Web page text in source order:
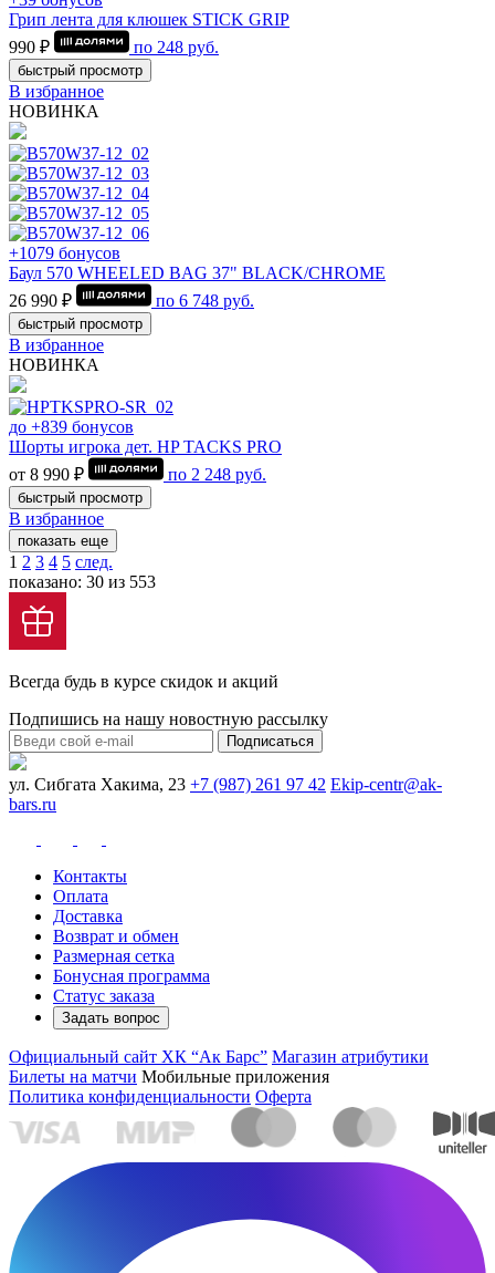
Грип лента для клюшек STICK GRIP
990 ₽
по 248 руб.
быстрый просмотр
В избранное
НОВИНКА
+1079 бонусов
Баул 570 WHEELED BAG 37" BLACK/CHROME
26 990 ₽
по 6 748 руб.
быстрый просмотр
В избранное
НОВИНКА
до +839 бонусов
Шорты игрока дет. HP TACKS PRO
от 8 990 ₽
по 2 248 руб.
быстрый просмотр
В избранное
показать еще
1 2 3 4 5 след.
показано: 30 из 553
Всегда будь в курсе скидок и акций
Подпишись на нашу новостную рассылку
Подписаться
ул. Сибгата Хакима, 23 +7 (987) 261 97 42 Ekip-centr@ak-
bars.ru
Контакты
Оплата
Доставка
Возврат и обмен
Размерная сетка
Бонусная программа
Статус заказа
Задать вопрос
Официальный сайт ХК “Ак Барс” Магазин атрибутики
Билеты на матчи Мобильные приложения
Политика конфиденциальности Оферта